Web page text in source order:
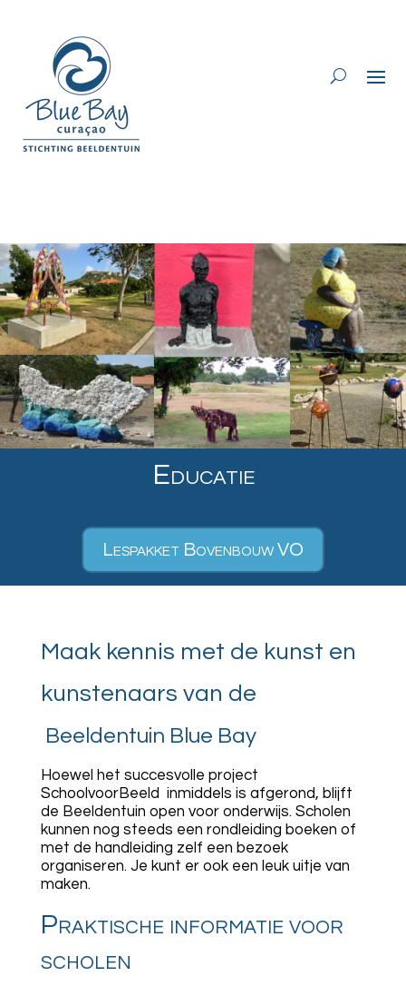
Educatie
Lespakket Bovenbouw VO
Maak kennis met de kunst en
kunstenaars van de
Beeldentuin Blue Bay
Hoewel het succesvolle project
SchoolvoorBeeld inmiddels is afgerond, blijft
de Beeldentuin open voor onderwijs. Scholen
kunnen nog steeds een rondleiding boeken of
met de handleiding zelf een bezoek
organiseren. Je kunt er ook een leuk uitje van
maken.
Praktische informatie voor
scholen